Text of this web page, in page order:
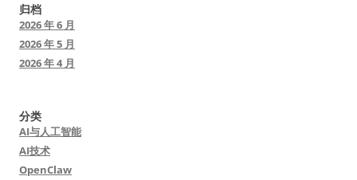
归档
2026 年 6 月
2026 年 5 月
2026 年 4 月
分类
AI与人工智能
AI技术
OpenClaw